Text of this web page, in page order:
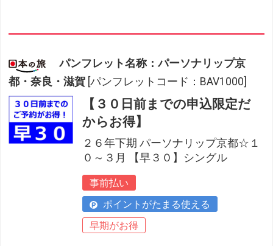
パンフレット名称：パーソナリップ京
都・奈良・滋賀 [パンフレットコード：BAV1000]
【３０日前までの申込限定だ
からお得】
２６年下期 パーソナリップ京都☆１
０～３月 【早３０】シングル
事前払い
ポイントがたまる使える
早期がお得